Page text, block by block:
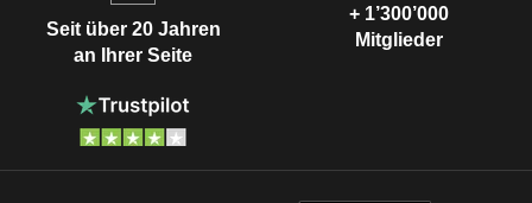
Seit über 20 Jahren
an Ihrer Seite
+ 1’300’000
Mitglieder